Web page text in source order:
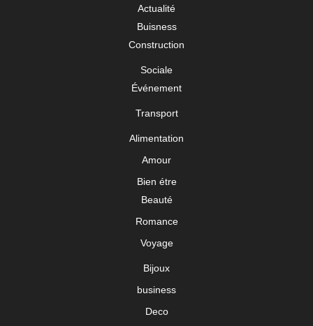
Actualité
Buisness
Construction
Sociale
Événement
Transport
Alimentation
Amour
Bien étre
Beauté
Romance
Voyage
Bijoux
business
Deco